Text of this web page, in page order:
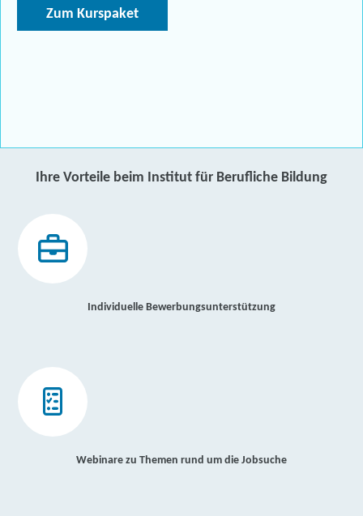
Zum Kurspaket
Ihre Vorteile beim Institut für Berufliche Bildung
Individuelle Bewerbungsunterstützung
Webinare zu Themen rund um die Jobsuche